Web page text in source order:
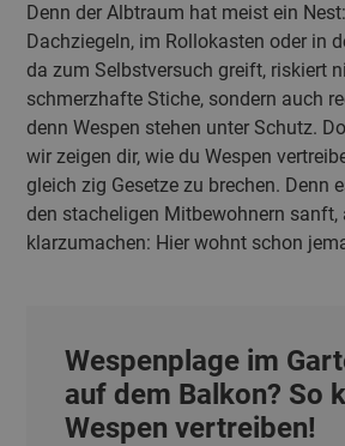
Denn der Albtraum hat meist ein
Dachziegeln, im Rollokasten oder in
da zum Selbstversuch greift, riskiert
schmerzhafte Stiche, sondern auch
denn Wespen stehen unter Schutz.
wir zeigen dir, wie du Wespen
gleich zig Gesetze zu brechen. Denn
den stacheligen Mitbewohnern sanft,
klarzumachen: Hier wohnt schon
Wespenplage im
auf dem Balkon? So
Wespen vertreiben!